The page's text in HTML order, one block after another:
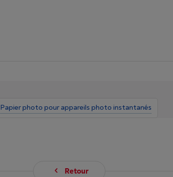
Papier photo pour appareils photo instantanés
Retour